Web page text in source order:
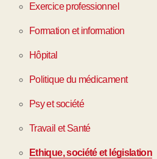
Exercice professionnel
Formation et information
Hôpital
Politique du médicament
Psy et société
Travail et Santé
Ethique, société et législation